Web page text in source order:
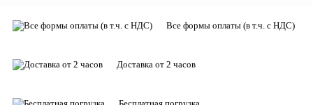
Все формы оплаты (в т.ч. с НДС)
Доставка от 2 часов